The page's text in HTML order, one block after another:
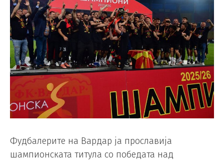
Фудбалерите на Вардар ја прославија
шампионската титула со победата над